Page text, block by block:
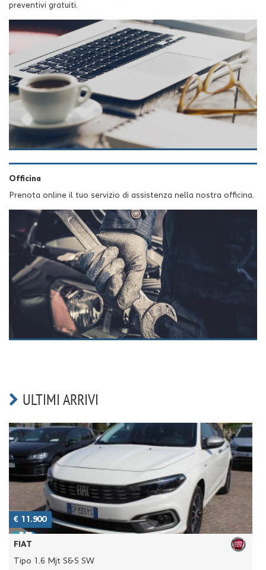
preventivi gratuiti.
Officina
Prenota online il tuo servizio di assistenza nella nostra officina.
ULTIMI ARRIVI
€ 11.900
FIAT
Tipo 1.6 Mjt S&S SW